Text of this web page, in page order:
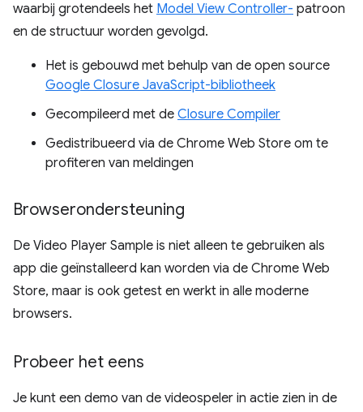
waarbij grotendeels het Model View Controller- patroon
en de structuur worden gevolgd.
Het is gebouwd met behulp van de open source
Google Closure JavaScript-bibliotheek
Gecompileerd met de Closure Compiler
Gedistribueerd via de Chrome Web Store om te
profiteren van meldingen
Browserondersteuning
De Video Player Sample is niet alleen te gebruiken als
app die geïnstalleerd kan worden via de Chrome Web
Store, maar is ook getest en werkt in alle moderne
browsers.
Probeer het eens
Je kunt een demo van de videospeler in actie zien in de